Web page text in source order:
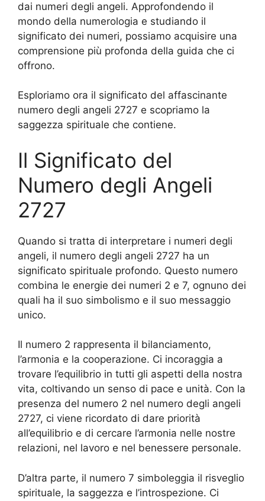
dai numeri degli angeli. Approfondendo il
mondo della numerologia e studiando il
significato dei numeri, possiamo acquisire una
comprensione più profonda della guida che ci
offrono.
Esploriamo ora il significato del affascinante
numero degli angeli 2727 e scopriamo la
saggezza spirituale che contiene.
Il Significato del
Numero degli Angeli
2727
Quando si tratta di interpretare i numeri degli
angeli, il numero degli angeli 2727 ha un
significato spirituale profondo. Questo numero
combina le energie dei numeri 2 e 7, ognuno dei
quali ha il suo simbolismo e il suo messaggio
unico.
Il numero 2 rappresenta il bilanciamento,
l’armonia e la cooperazione. Ci incoraggia a
trovare l’equilibrio in tutti gli aspetti della nostra
vita, coltivando un senso di pace e unità. Con la
presenza del numero 2 nel numero degli angeli
2727, ci viene ricordato di dare priorità
all’equilibrio e di cercare l’armonia nelle nostre
relazioni, nel lavoro e nel benessere personale.
D’altra parte, il numero 7 simboleggia il risveglio
spirituale, la saggezza e l’introspezione. Ci